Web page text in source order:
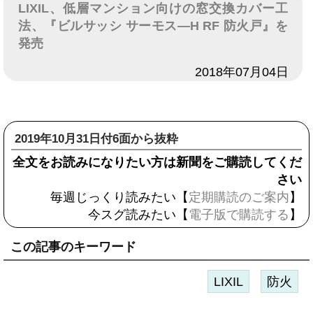
LIXIL、低層マンション向けの窓交換カバー工
法、『ビルサッシ サーモス―H RF 防火戸』を
発売
2018年07月04日
2019年10月31日付6面から抜粋
全文をお読みになりたい方は新聞をご購読してくだ
さい
毎週じっくり読みたい【 定期購読のご案内 】
今スグ読みたい【 電子版で購読する 】
この記事のキーワード
LIXIL 防火